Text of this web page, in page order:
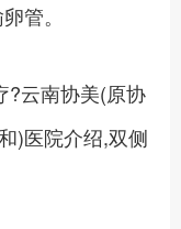
管。
?云南协美(原协
)医院介绍,双侧